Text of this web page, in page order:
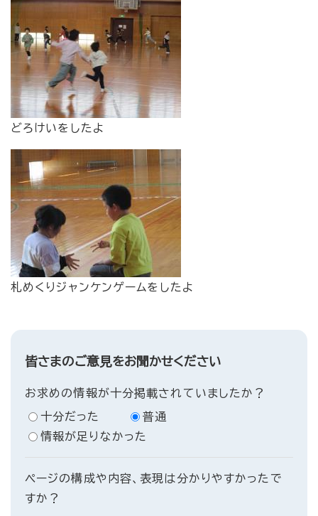
どろけいをしたよ
札めくりジャンケンゲームをしたよ
皆さまのご意見をお聞かせください
お求めの情報が十分掲載されていましたか？
十分だった
普通
情報が足りなかった
ページの構成や内容、表現は分かりやすかったで
すか？